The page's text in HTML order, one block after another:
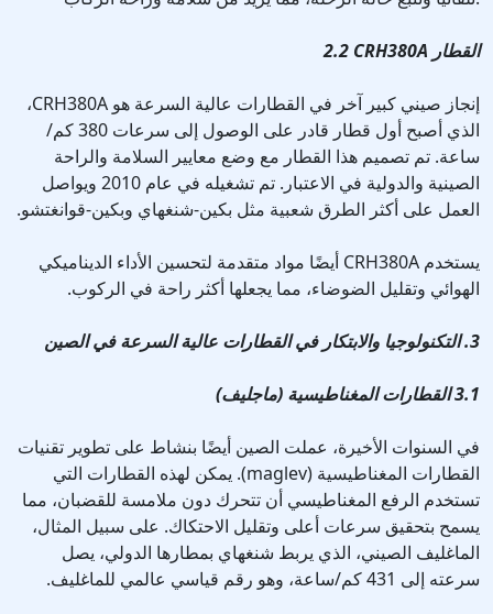
2.2 CRH380A القطار
إنجاز صيني كبير آخر في القطارات عالية السرعة هو CRH380A،
الذي أصبح أول قطار قادر على الوصول إلى سرعات 380 كم/
ساعة. تم تصميم هذا القطار مع وضع معايير السلامة والراحة
الصينية والدولية في الاعتبار. تم تشغيله في عام 2010 ويواصل
العمل على أكثر الطرق شعبية مثل بكين-شنغهاي وبكين-قوانغتشو.
يستخدم CRH380A أيضًا مواد متقدمة لتحسين الأداء الديناميكي
الهوائي وتقليل الضوضاء، مما يجعلها أكثر راحة في الركوب.
3. التكنولوجيا والابتكار في القطارات عالية السرعة في الصين
3.1 القطارات المغناطيسية (ماجليف)
في السنوات الأخيرة، عملت الصين أيضًا بنشاط على تطوير تقنيات
القطارات المغناطيسية (maglev). يمكن لهذه القطارات التي
تستخدم الرفع المغناطيسي أن تتحرك دون ملامسة للقضبان، مما
يسمح بتحقيق سرعات أعلى وتقليل الاحتكاك. على سبيل المثال،
الماغليف الصيني، الذي يربط شنغهاي بمطارها الدولي، يصل
سرعته إلى 431 كم/ساعة، وهو رقم قياسي عالمي للماغليف.